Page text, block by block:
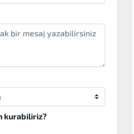
kurabiliriz?